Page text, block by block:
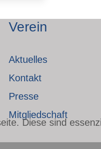
Verein
Aktuelles
Kontakt
Presse
Mitgliedschaft
Diese sind